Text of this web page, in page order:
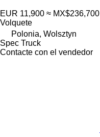
EUR 11,900 ≈ MX$236,700
Volquete
Polonia, Wolsztyn
Spec Truck
Contacte con el vendedor